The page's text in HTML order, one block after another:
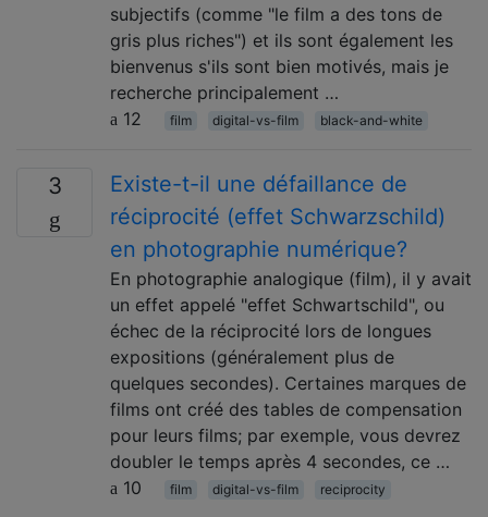
subjectifs (comme "le film a des tons de
gris plus riches") et ils sont également les
bienvenus s'ils sont bien motivés, mais je
recherche principalement …
12
film digital-vs-film black-and-white
3
Existe-t-il une défaillance de
réciprocité (effet Schwarzschild)
en photographie numérique?
En photographie analogique (film), il y avait
un effet appelé "effet Schwartschild", ou
échec de la réciprocité lors de longues
expositions (généralement plus de
quelques secondes). Certaines marques de
films ont créé des tables de compensation
pour leurs films; par exemple, vous devrez
doubler le temps après 4 secondes, ce …
10
film digital-vs-film reciprocity